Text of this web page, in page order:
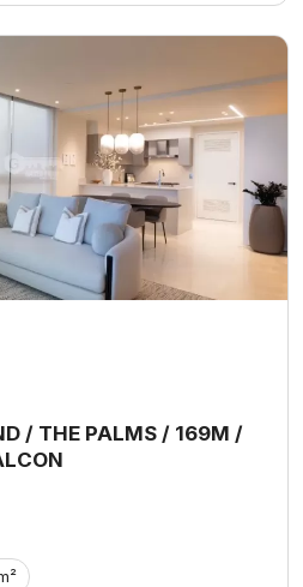
/ THE PALMS / 169M /